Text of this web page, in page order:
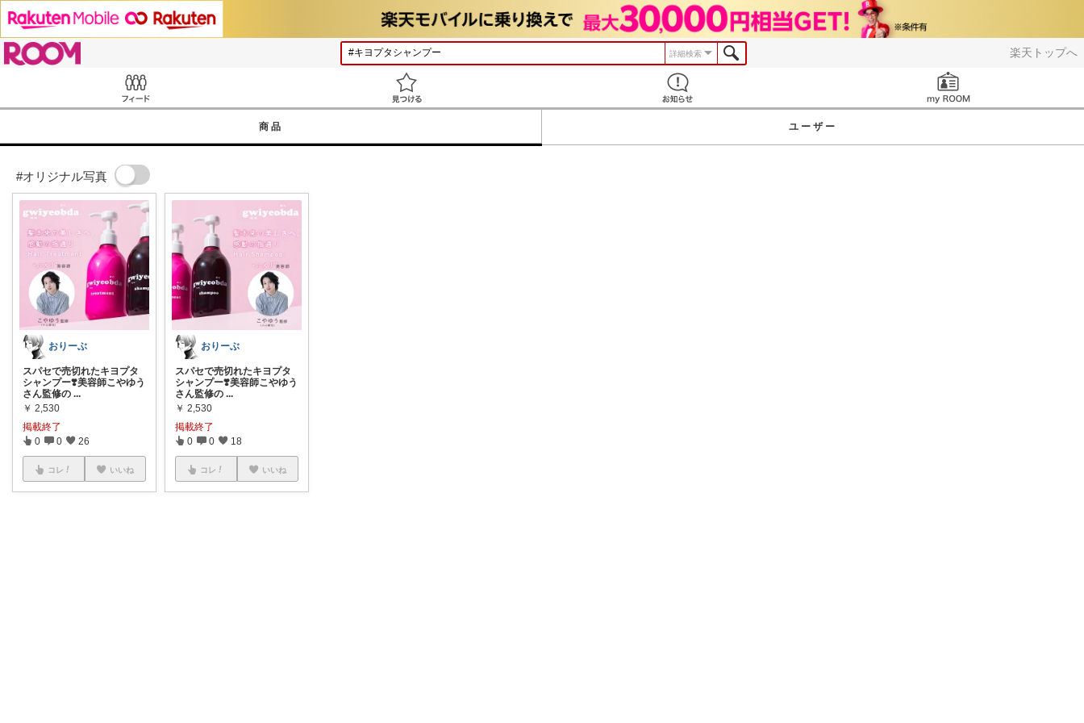
楽天トップへ
詳細検索
商品 ユーザー
#オリジナル写真
おりーぶ
スパセで売切れたキヨプタ
シャンプー❣️美容師こやゆう
さん監修の ...
￥ 2,530
掲載終了
0 0 26
コレ いいね
おりーぶ
スパセで売切れたキヨプタ
シャンプー❣️美容師こやゆう
さん監修の ...
￥ 2,530
掲載終了
0 0 18
コレ いいね